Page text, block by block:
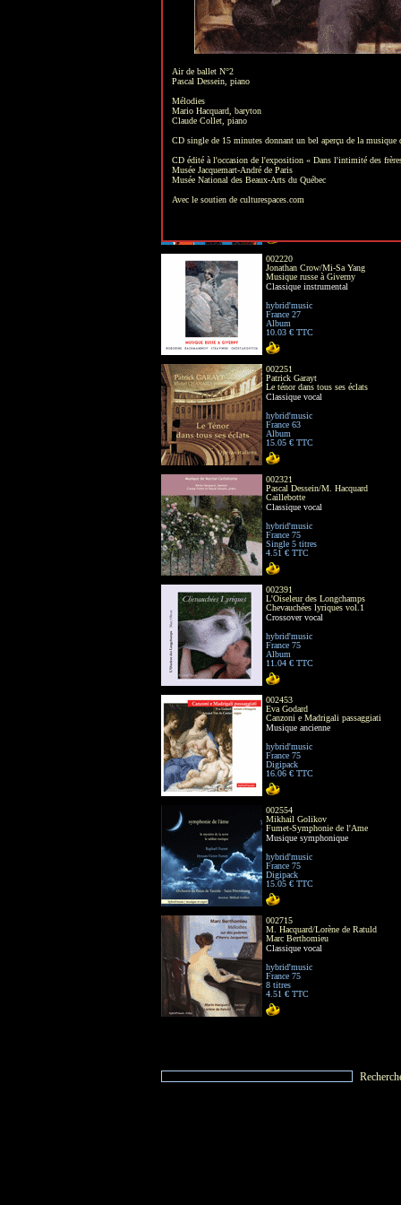
002028
Vincent Jourde Quartet
Semper-fi
Cordes avides
Moon blues
Jazz
France 93
002220
Jonathan Crow/Mi-Sa Yang
Musique russe à Giverny
Classique instrumental
hybrid'music
France 27
Album
10.03 € TTC
002251
Patrick Garayt
Le ténor dans tous ses éclats
Classique vocal
hybrid'music
France 63
Album
15.05 € TTC
002321
Pascal Dessein/M. Hacquard
Caillebotte
Classique vocal
hybrid'music
France 75
Single 5 titres
4.51 € TTC
002391
L'Oiseleur des Longchamps
Chevauchées lyriques vol.1
Crossover vocal
hybrid'music
France 75
Album
11.04 € TTC
002453
Eva Godard
Canzoni e Madrigali passaggiati
Musique ancienne
hybrid'music
France 75
Digipack
16.06 € TTC
002554
Mikhail Golikov
Fumet-Symphonie de l'Ame
Musique symphonique
hybrid'music
France 75
Digipack
15.05 € TTC
002715
M. Hacquard/Lorène de Ratuld
Marc Berthomieu
Classique vocal
hybrid'music
France 75
8 titres
4.51 € TTC
Air de ballet N°2
Pascal Dessein, piano
Mélodies
Mario Hacquard, baryton
Claude Collet, piano
CD single de 15 minutes donnant un bel aperçu de la
CD édité à l'occasion de l'exposition « Dans l'intimité des
Musée Jacquemart-André de Paris
Musée National des Beaux-Arts du Québec
Avec le soutien de culturespaces.com